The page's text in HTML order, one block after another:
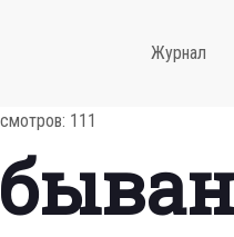
Журнал
111